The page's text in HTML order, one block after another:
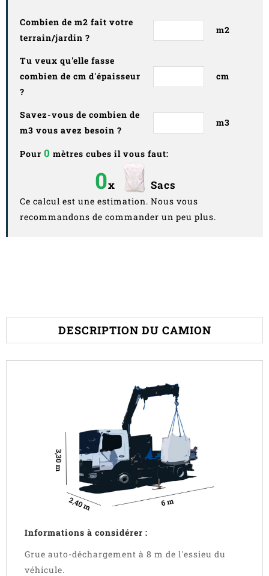
Combien de m2 fait votre
terrain/jardin ?
m2
Tu veux qu'elle fasse
combien de cm d'épaisseur
?
cm
Savez-vous de combien de
m3 vous avez besoin ?
m3
Pour 0 mètres cubes il vous faut:
0x Sacs
Ce calcul est une estimation. Nous vous
recommandons de commander un peu plus.
DESCRIPTION DU CAMION
Informations à considérer :
Grue auto-déchargement à 8 m de l'essieu du
véhicule.